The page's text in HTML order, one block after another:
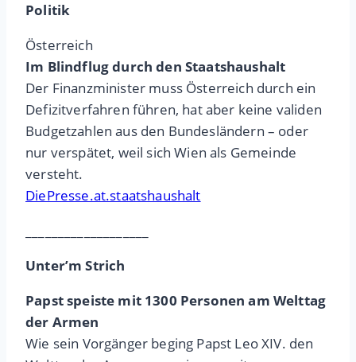
Politik
Österreich
Im Blindflug durch den Staatshaushalt
Der Finanzminister muss Österreich durch ein
Defizitverfahren führen, hat aber keine validen
Budgetzahlen aus den Bundesländern – oder
nur verspätet, weil sich Wien als Gemeinde
versteht.
DiePresse.at.staatshaushalt
Unter’m Strich
Papst speiste mit 1300 Personen am Welttag
der Armen
Wie sein Vorgänger beging Papst Leo XIV. den